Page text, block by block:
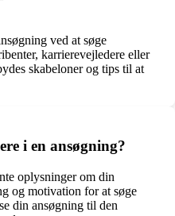
ved at søge
karrierevejledere eller
skabeloner og tips til at
i en ansøgning?
oplysninger om din
og motivation for at søge
din ansøgning til den